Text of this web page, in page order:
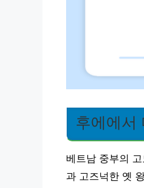
후에에서
베트남 중부의
과 고즈넉한 옛